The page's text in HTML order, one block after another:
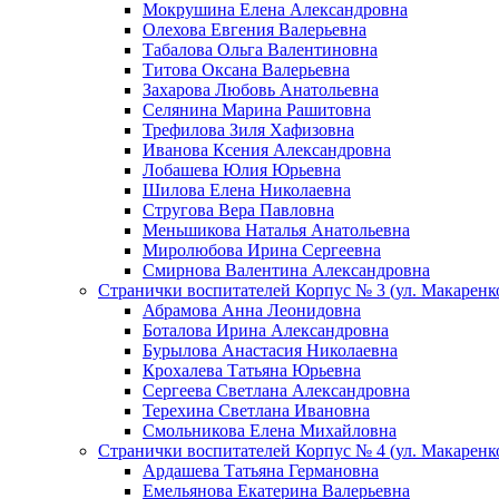
Мокрушина Елена Александровна
Олехова Евгения Валерьевна
Табалова Ольга Валентиновна
Титова Оксана Валерьевна
Захарова Любовь Анатольевна
Селянина Марина Рашитовна
Трефилова Зиля Хафизовна
Иванова Ксения Александровна
Лобашева Юлия Юрьевна
Шилова Елена Николаевна
Стругова Вера Павловна
Меньшикова Наталья Анатольевна
Миролюбова Ирина Сергеевна
Смирнова Валентина Александровна
Странички воспитателей Корпус № 3 (ул.
Абрамова Анна Леонидовна
Боталова Ирина Александровна
Бурылова Анастасия Николаевна
Крохалева Татьяна Юрьевна
Сергеева Светлана Александровна
Терехина Светлана Ивановна
Смольникова Елена Михайловна
Странички воспитателей Корпус № 4 (ул.
Ардашева Татьяна Германовна
Емельянова Екатерина Валерьевна